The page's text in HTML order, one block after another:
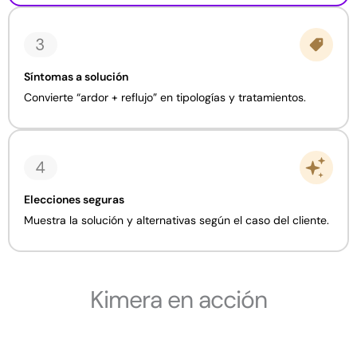
Síntomas a solución
Convierte “ardor + reflujo” en tipologías y tratamientos.
Elecciones seguras
Muestra la solución y alternativas según el caso del cliente.
Kimera en acción